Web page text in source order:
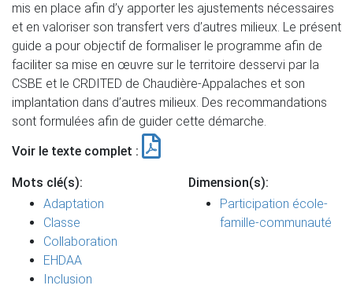
mis en place afin d’y apporter les ajustements nécessaires
et en valoriser son transfert vers d’autres milieux. Le présent
guide a pour objectif de formaliser le programme afin de
faciliter sa mise en œuvre sur le territoire desservi par la
CSBE et le CRDITED de Chaudière-Appalaches et son
implantation dans d’autres milieux. Des recommandations
sont formulées afin de guider cette démarche.
Voir le texte complet :
Mots clé(s):
Adaptation
Classe
Collaboration
EHDAA
Inclusion
Dimension(s):
Participation école-
famille-communauté